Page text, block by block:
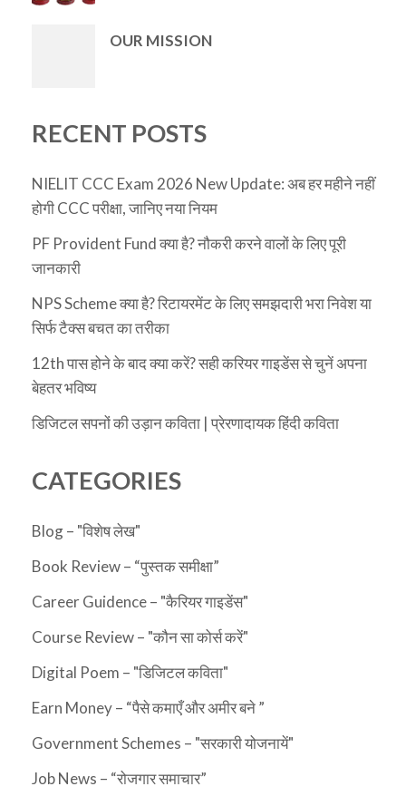
OUR MISSION
RECENT POSTS
NIELIT CCC Exam 2026 New Update: अब हर महीने नहीं
होगी CCC परीक्षा, जानिए नया नियम
PF Provident Fund क्या है? नौकरी करने वालों के लिए पूरी
जानकारी
NPS Scheme क्या है? रिटायरमेंट के लिए समझदारी भरा निवेश या
सिर्फ टैक्स बचत का तरीका
12th पास होने के बाद क्या करें? सही करियर गाइडेंस से चुनें अपना
बेहतर भविष्य
डिजिटल सपनों की उड़ान कविता | प्रेरणादायक हिंदी कविता
CATEGORIES
Blog – "विशेष लेख"
Book Review – “पुस्तक समीक्षा”
Career Guidence – "कैरियर गाइडेंस"
Course Review – "कौन सा कोर्स करें"
Digital Poem – "डिजिटल कविता"
Earn Money – “पैसे कमाएँ और अमीर बने ”
Government Schemes – "सरकारी योजनायें"
Job News – “रोजगार समाचार”